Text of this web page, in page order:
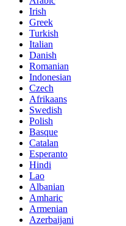
Irish
Greek
Turkish
Italian
Danish
Romanian
Indonesian
Czech
Afrikaans
Swedish
Polish
Basque
Catalan
Esperanto
Hindi
Lao
Albanian
Amharic
Armenian
Azerbaijani